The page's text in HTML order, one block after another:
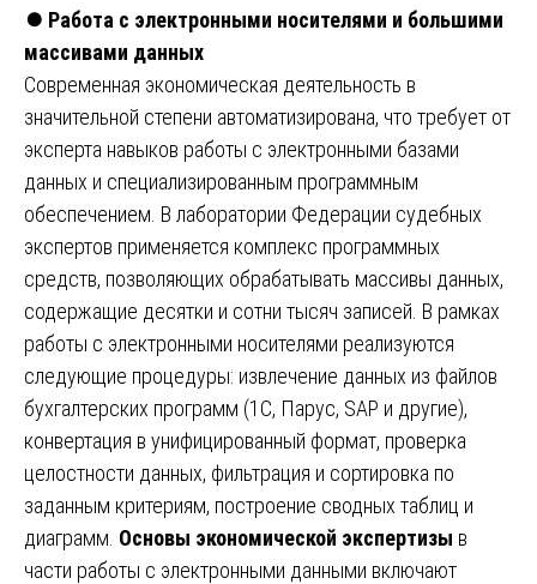
⏺️ Работа с электронными носителями и большими
массивами данных
Современная экономическая деятельность в
значительной степени автоматизирована, что требует от
эксперта навыков работы с электронными базами
данных и специализированным программным
обеспечением. В лаборатории Федерации судебных
экспертов применяется комплекс программных
средств, позволяющих обрабатывать массивы данных,
содержащие десятки и сотни тысяч записей. В рамках
работы с электронными носителями реализуются
следующие процедуры: извлечение данных из файлов
бухгалтерских программ (1С, Парус, SAP и другие),
конвертация в унифицированный формат, проверка
целостности данных, фильтрация и сортировка по
заданным критериям, построение сводных таблиц и
диаграмм. Основы экономической экспертизы в
части работы с электронными данными включают